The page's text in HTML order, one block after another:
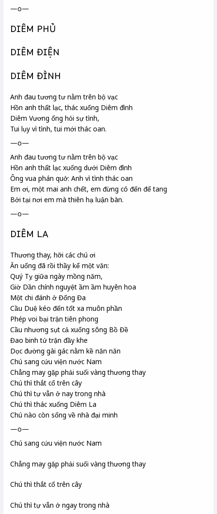
—o—
DIÊM PHỦ
DIÊM ĐIỆN
DIÊM ĐÌNH
Anh đau tương tư nằm trên bộ vạc
Hồn anh thất lạc, thác xuống Diêm đình
Diêm Vương ổng hỏi sự tình,
Tui lụy vì tình, tui mới thác oan.
—o—
Anh đau tương tư nằm trên bộ vạc
Hồn anh thất lạc xuống dưới Diêm đình
Ông vua phán quở: Anh vì tình thác oan
Em ơi, một mai anh chết, em đừng có đến để tang
Bởi tại nơi em mà thiên hạ luận bàn.
—o—
DIÊM LA
Thương thay, hỡi các chú ơi
Ăn uống đã rồi thầy kể một văn:
Quý Tỵ giữa ngày mồng năm,
Giờ Dần chính nguyệt ầm ầm huyên hoa
Một chi đánh ở Đống Đa
Cầu Duệ kéo đến tốt xa muôn phần
Phép voi bại trận tiên phong
Cầu nhương sụt cả xuống sông Bồ Đề
Đao binh tử trận đầy khe
Dọc đường gài gác nằm kề năn năn
Chú sang cứu viện nước Nam
Chẳng may gặp phải suối vàng thương thay
Chú thì thắt cổ trên cây
Chú thì tự vẫn ở nay trong nhà
Chú thì thác xuống Diêm La
Chú nào còn sống về nhà đại minh
—o—
Chú sang cứu viện nước Nam
Chẳng may gặp phải suối vàng thương thay
Chú thì thắt cổ trên cây
Chú thì tự vẫn ở ngay trong nhà